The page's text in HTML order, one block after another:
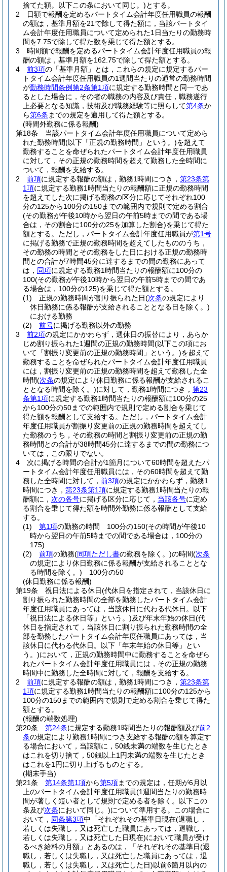
捨てた額。以下この条において同じ。)とする。
2
日額で報酬を定めるパートタイム会計年度任用職員の報酬
の額は，基準月額を21で除して得た額に，当該パートタイ
ム会計年度任用職員について定められた1日当たりの勤務時
間を7.75で除して得た数を乗じて得た額とする。
3
時間額で報酬を定めるパートタイム会計年度任用職員の報
酬の額は，基準月額を162.75で除して得た額とする。
4
前3項の「基準月額」とは，これらの規定に規定するパー
トタイム会計年度任用職員の1週間当たりの通常の勤務時間
が勤務時間条例第2条第1項に規定する勤務時間と同一であ
るとした場合に，その者の職務の内容及び責任，職務遂行
上必要となる知識，技術及び職務経験等に照らして第4条か
ら第6条 までの規定を適用して得た額とする。
(時間外勤務に係る報酬)
第18条
当該パートタイム会計年度任用職員について定めら
れた勤務時間(以下「正規の勤務時間」という。)を超えて
勤務することを命ぜられたパートタイム会計年度任用職員
に対して，その正規の勤務時間を超えて勤務した全時間に
ついて，報酬を支給する。
2
前項に規定する報酬の額は，勤務1時間につき， 第23条第
1項に規定する勤務1時間当たりの報酬額に正規の勤務時間
を超えてした次に掲げる勤務の区分に応じてそれぞれ100
分の125から100分の150までの範囲内で規則で定める割合
(その勤務が午後10時から翌日の午前5時までの間である場
合は，その割合に100分の25を加算した割合)を乗じて得た
額とする。 ただし，パートタイム会計年度任用職員が第1号
に掲げる勤務で正規の勤務時間を超えてしたもののうち，
その勤務の時間とその勤務をした日における正規の勤務時
間との合計が7時間45分に達するまでの間の勤務にあって
は， 同項に規定する勤務1時間当たりの報酬額に100分の
100(その勤務が午後10時から翌日の午前5時までの間であ
る場合は，100分の125)を乗じて得た額とする。
(1)
正規の勤務時間が割り振られた日(次条の規定により
休日勤務に係る報酬が支給されることとなる日を除く。)
における勤務
(2)
前号に掲げる勤務以外の勤務
3
前2項の規定にかかわらず，週休日の振替により，あらか
じめ割り振られた1週間の正規の勤務時間(以下この項にお
いて「割振り変更前の正規の勤務時間」という。)を超えて
勤務することを命ぜられたパートタイム会計年度任用職員
には，割振り変更前の正規の勤務時間を超えて勤務した全
時間(次条の規定により休日勤務に係る報酬が支給されるこ
ととなる時間を除く。)に対して，勤務1時間につき， 第23
条第1項に規定する勤務1時間当たりの報酬額に100分の25
から100分の50までの範囲内で規則で定める割合を乗じて
得た額を報酬として支給する。 ただし，パートタイム会計
年度任用職員が割振り変更前の正規の勤務時間を超えてし
た勤務のうち，その勤務の時間と割振り変更前の正規の勤
務時間との合計が38時間45分に達するまでの間の勤務につ
いては，この限りでない。
4
次に掲げる時間の合計が1箇月について60時間を超えたパ
ートタイム会計年度任用職員には，その60時間を超えて勤
務した全時間に対して， 前3項の規定にかかわらず，勤務1
時間につき， 第23条第1項に規定する勤務1時間当たりの報
酬額に， 次の各号に掲げる区分に応じて， 当該各号に定め
る割合を乗じて得た額を時間外勤務に係る報酬として支給
する。
(1)
第1項の勤務の時間 100分の150(その時間が午後10
時から翌日の午前5時までの間である場合は，100分の
175)
(2)
前項の勤務(同項ただし書の勤務を除く。)の時間(次条
の規定により休日勤務に係る報酬が支給されることとな
る時間を除く。) 100分の50
(休日勤務に係る報酬)
第19条
祝日法による休日(代休日を指定されて，当該休日に
割り振られた勤務時間の全部を勤務したパートタイム会計
年度任用職員にあっては，当該休日に代わる代休日。以下
「祝日法による休日等」という。)及び年末年始の休日(代
休日を指定されて，当該休日に割り振られた勤務時間の全
部を勤務したパートタイム会計年度任職員にあっては，当
該休日に代わる代休日。以下「年末年始の休日等」とい
う。)において，正規の勤務時間中に勤務することを命ぜら
れたパートタイム会計年度任用職員には，その正規の勤務
時間中に勤務した全時間に対して，報酬を支給する。
2
前項に規定する報酬の額は，勤務1時間につき， 第23条第
1項に規定する勤務1時間当たりの報酬額に100分の125から
100分の150までの範囲内で規則で定める割合を乗じて得た
額とする。
(報酬の端数処理)
第20条
第24条に規定する勤務1時間当たりの報酬額及び前2
条の規定により勤務1時間につき支給する報酬の額を算定す
る場合において，当該額に，50銭未満の端数を生じたとき
はこれを切り捨て，50銭以上1円未満の端数を生じたとき
はこれを1円に切り上げるものとする。
(期末手当)
第21条
第14条第1項から第5項までの規定は，任期が6月以
上のパートタイム会計年度任用職員(1週間当たりの勤務時
間が著しく短い者として規則で定める者を除く。以下この
条及び次条において同じ。)について準用する。
この場合に
おいて， 同条第3項中「それぞれその基準日現在(退職し，
若しくは失職し，又は死亡した職員にあっては，退職し，
若しくは失職し，又は死亡した日現在)において職員が受け
るべき給料の月額」とあるのは，「それぞれその基準日(退
職し，若しくは失職し，又は死亡した職員にあっては，退
職し，若しくは失職し，又は死亡した日)以前6箇月以内の